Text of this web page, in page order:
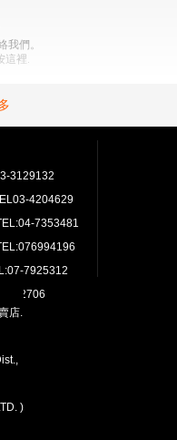
我們。
這裡.
簡單
球
3129132
4204629
7353481
7925312
店.
)